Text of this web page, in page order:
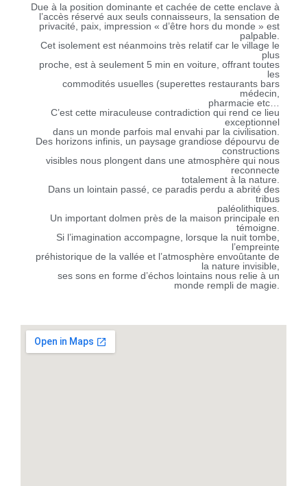
Due à la position dominante et cachée de cette enclave à
l’accès réservé aux seuls connaisseurs, la sensation de
privacité, paix, impression « d’être hors du monde » est
palpable.
Cet isolement est néanmoins très relatif car le village le
plus
proche, est à seulement 5 min en voiture, offrant toutes
les
commodités usuelles (superettes restaurants bars
médecin,
pharmacie etc…
C’est cette miraculeuse contradiction qui rend ce lieu
exceptionnel
dans un monde parfois mal envahi par la civilisation.
Des horizons infinis, un paysage grandiose dépourvu de
constructions
visibles nous plongent dans une atmosphère qui nous
reconnecte
totalement à la nature.
Dans un lointain passé, ce paradis perdu a abrité des
tribus
paléolithiques.
Un important dolmen près de la maison principale en
témoigne.
Si l’imagination accompagne, lorsque la nuit tombe,
l’empreinte
préhistorique de la vallée et l’atmosphère envoûtante de
la nature invisible,
ses sons en forme d’échos lointains nous relie à un
monde rempli de magie.